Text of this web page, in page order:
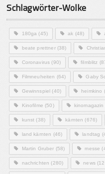
Schlagwörter-Wolke
180ga (45) ak (48)
beate prettner(38)
Coronavirus (90) filmblitz
Filmneuheiten (64) Gaby
Gewinnspiel (40) heimkino
Kinofilme (50) kinomagazin
kunst (38) kärnten (676)
land kärnten (46) landtag
Martin Gruber (58) messe
nachrichten (280) news